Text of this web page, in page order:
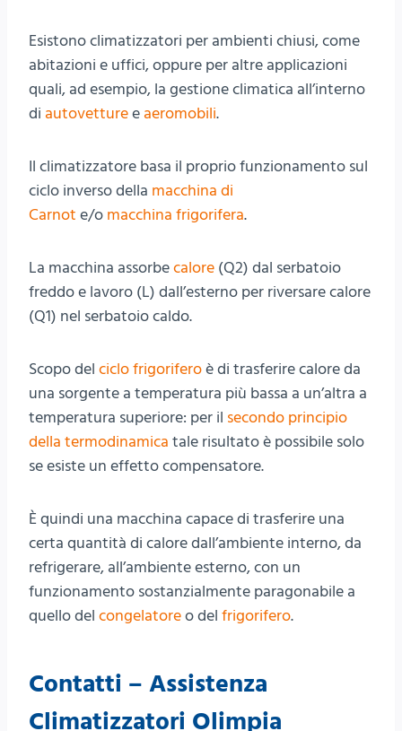
Esistono climatizzatori per ambienti chiusi, come
abitazioni e uffici, oppure per altre applicazioni
quali, ad esempio, la gestione climatica all’interno
di autovettureeaeromobili.
Il climatizzatore basa il proprio funzionamento sul
ciclo inverso della macchina di
Carnot e/o macchina frigorifera.
La macchina assorbecalore (Q2) dal serbatoio
freddo e lavoro (L) dall’esterno per riversare calore
(Q1) nel serbatoio caldo.
Scopo del ciclo frigoriferoè di trasferire calore da
una sorgente a temperatura più bassa a un’altra a
temperatura superiore: per il secondo principio
della termodinamica tale risultato è possibile solo
se esiste un effetto compensatore.
È quindi una macchina capace di trasferire una
certa quantità di calore dall’ambiente interno, da
refrigerare, all’ambiente esterno, con un
funzionamento sostanzialmente paragonabile a
quello del congelatoreo del frigorifero.
Contatti – Assistenza
Climatizzatori Olimpia